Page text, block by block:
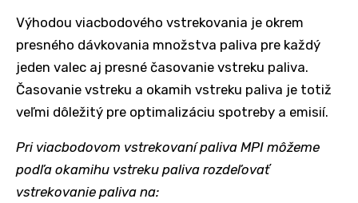
Výhodou viacbodového vstrekovania je okrem
presného dávkovania množstva paliva pre každý
jeden valec aj presné časovanie vstreku paliva.
Časovanie vstreku a okamih vstreku paliva je totiž
veľmi dôležitý pre optimalizáciu spotreby a emisií.
Pri viacbodovom vstrekovaní paliva MPI môžeme
podľa okamihu vstreku paliva rozdeľovať
vstrekovanie paliva na: